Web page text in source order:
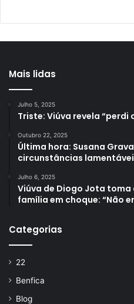
Mais lidas
Julho 5, 2025
Triste: Viúva revela “perdi
Outubro 22, 2025
Última hora: Susana
circunstâncias
Julho 6, 2025
Viúva de Diogo Jota
família em choque: “Não
Categorias
22
Benfica
Blog